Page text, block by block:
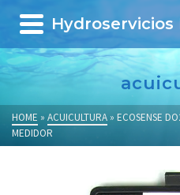
Hydroservicios
HOME » ACUICULTURA » ECOSENSE
MEDIDOR